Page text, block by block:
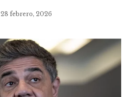
28 febrero, 2026